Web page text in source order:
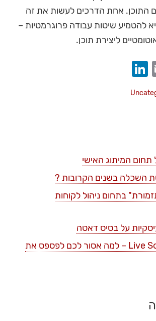
התוכן. אחת הדרכים לעשות את זה
להטמיע שיטות עבודה פרוגרמטיות –
ליצירת תוכן.
Email
תחום המיתוג האישי
השכלה בשנים הקרובות ?
בתחום ניהול לקוחות
על בסיס דאטה
Live Social Shopping – למה אסור לכם לפספס את